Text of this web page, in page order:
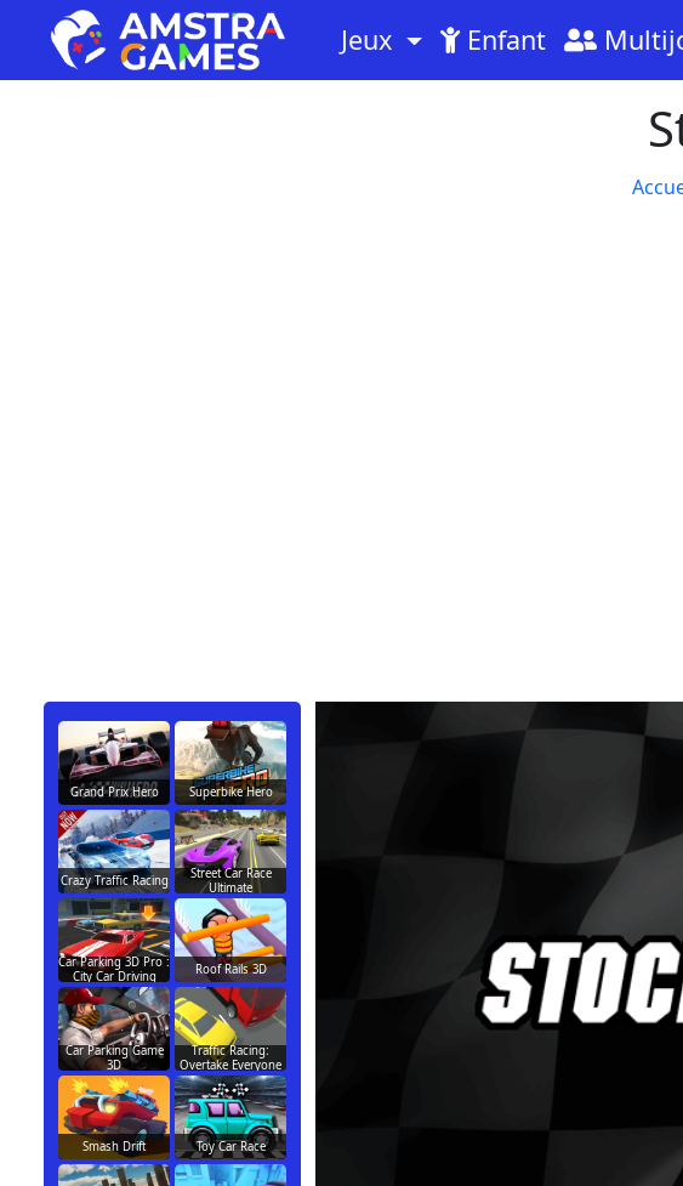
Jeux Enfant
Grand Prix Hero Superbike Hero
Crazy Traffic Racing
Street Car Race
Ultimate
Car Parking 3D Pro :
City Car Driving
Roof Rails 3D
Car Parking Game
3D
Traffic Racing:
Overtake Everyone
Smash Drift Toy Car Race